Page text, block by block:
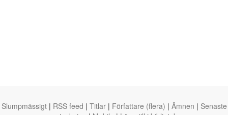
Slumpmässigt | RSS feed | Titlar | Författare (flera) | Ämnen | Senaste